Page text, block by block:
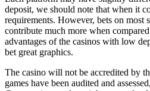
deposit, we should note that when it
requirements. However, bets on most
contribute much more when
advantages of the casinos with low
bet great graphics.
The casino will not be accredited by
games have been audited and